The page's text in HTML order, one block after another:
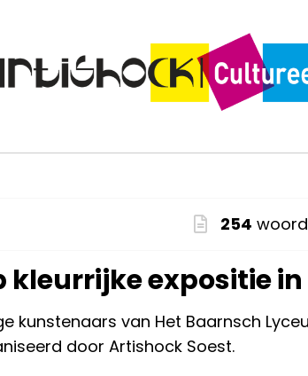
254
kleurrijke expositie
kunstenaars van Het Baarnsch
door Artishock Soest.